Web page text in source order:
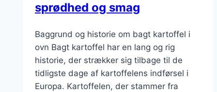
sprødhed og smag
Baggrund og historie om bagt kartoffel i
ovn Bagt kartoffel har en lang og rig
historie, der strækker sig tilbage til de
tidligste dage af kartoffelens indførsel i
Europa. Kartoffelen, der stammer fra